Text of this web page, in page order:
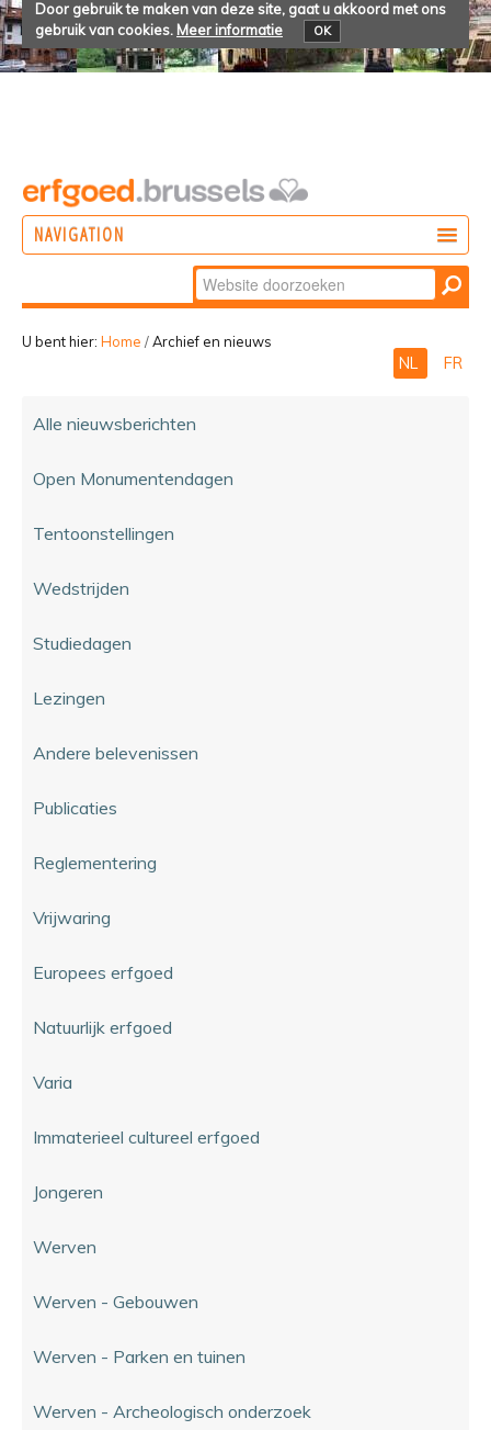
Door gebruik te maken van deze site, gaat u akkoord met ons
gebruik van cookies. Meer informatie OK
NAVIGATION
Zoek
Geavanceerd
zoeken...
U bent hier: Home /Archief en nieuws
NL FR
Alle nieuwsberichten
Open Monumentendagen
Tentoonstellingen
Wedstrijden
Studiedagen
Lezingen
Andere belevenissen
Publicaties
Reglementering
Vrijwaring
Europees erfgoed
Natuurlijk erfgoed
Varia
Immaterieel cultureel erfgoed
Jongeren
Werven
Werven - Gebouwen
Werven - Parken en tuinen
Werven - Archeologisch onderzoek